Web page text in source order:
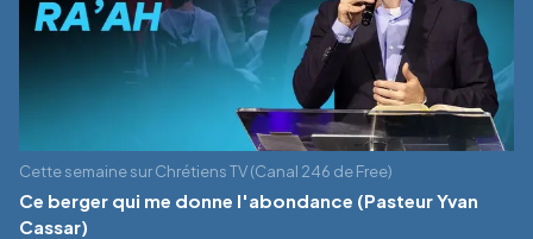
Cette semaine sur Chrétiens TV (Canal 246 de Free)
Ce berger qui me donne l'abondance (Pasteur Yvan
Cassar)